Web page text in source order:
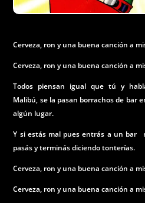
Cerveza, ron y una buena canción a
Cerveza, ron y una buena canción a
Todos piensan igual que tú y
Malibú, se la pasan borrachos de bar
algún lugar.
Y si estás mal pues entrás a un bar
pasás y terminás diciendo tonterías.
Cerveza, ron y una buena canción a
Cerveza, ron y una buena canción a